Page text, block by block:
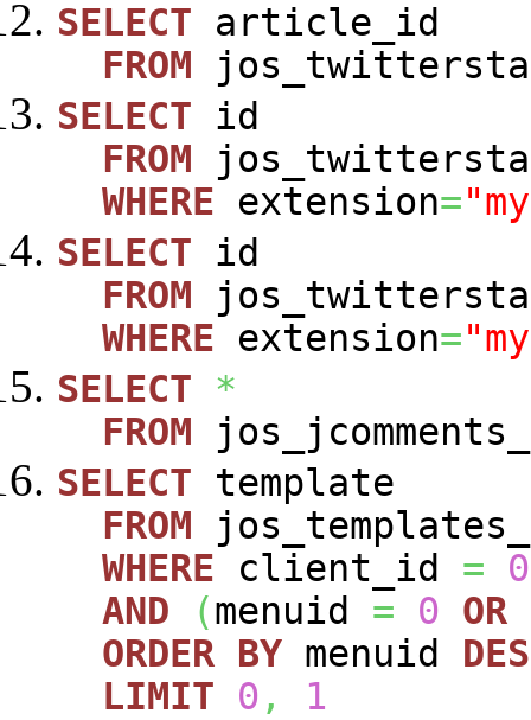
SELECT article_id
FROM
SELECT id
FROM
WHERE extension=
SELECT id
FROM
WHERE extension=
SELECT
*
FROM
SELECT template
FROM
WHERE client_id =
0
AND
(menuid = 0 OR
ORDER BY menuid
LIMIT
0 ,
1